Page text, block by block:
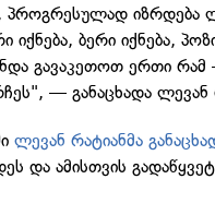
პროგრესულად იზრდება
იქნება, ბერი იქნება,
გავაკეთოთ ერთი რამ
— განაცხადა ლევან
ლევან რატიანმა
და ამისთვის